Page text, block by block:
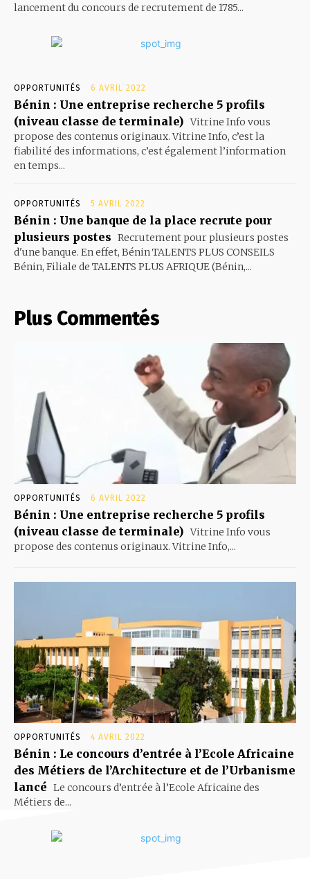
lancement du concours de recrutement de 1785...
OPPORTUNITÉS 6 AVRIL 2022
Bénin : Une entreprise recherche 5 profils
(niveau classe de terminale) Vitrine Info vous
propose des contenus originaux. Vitrine Info, c’est la
fiabilité des informations, c’est également l’information
en temps...
OPPORTUNITÉS 5 AVRIL 2022
Bénin : Une banque de la place recrute pour
plusieurs postes Recrutement pour plusieurs postes
d'une banque. En effet, Bénin TALENTS PLUS CONSEILS
Bénin, Filiale de TALENTS PLUS AFRIQUE (Bénin,...
Plus Commentés
OPPORTUNITÉS 6 AVRIL 2022
Bénin : Une entreprise recherche 5 profils
(niveau classe de terminale) Vitrine Info vous
propose des contenus originaux. Vitrine Info,...
OPPORTUNITÉS 4 AVRIL 2022
Bénin : Le concours d’entrée à l’Ecole Africaine
des Métiers de l’Architecture et de l’Urbanisme
lancé Le concours d’entrée à l’Ecole Africaine des
Métiers de...